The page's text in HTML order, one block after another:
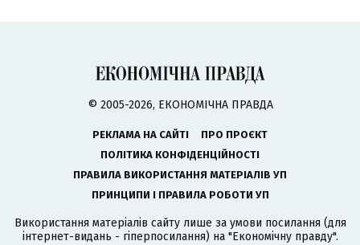
© 2005-2026, ЕКОНОМІЧНА ПРАВДА
РЕКЛАМА НА САЙТІ
ПРО ПРОЄКТ
ПОЛІТИКА КОНФІДЕНЦІЙНОСТІ
ПРАВИЛА ВИКОРИСТАННЯ МАТЕРІАЛІВ УП
ПРИНЦИПИ І ПРАВИЛА РОБОТИ УП
Використання матеріалів сайту лише за умови посилання (для
інтернет-видань - гіперпосилання) на "Економічну правду".